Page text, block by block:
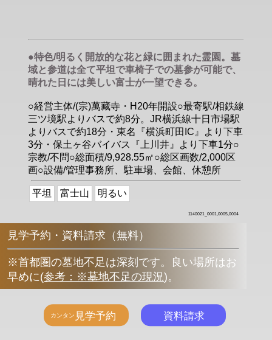
●特色/明るく開放的な花と緑に囲まれた霊園。墓
域と参道は全て平坦で車椅子での墓参が可能で、
晴れた日には美しい富士が一望できる。
○経営主体/(宗)萬藏寺・H20年開設○最寄駅/相鉄線
三ツ境駅よりバスで約8分。JR横浜線十日市場駅
よりバスで約18分・東名『横浜町田IC』より下車
3分・保土ヶ谷バイバス『上川井』より下車1分○
宗教/不問○総面積/9,928.55㎡○総区画数/2,000区
画○設備/管理事務所、駐車場、会館、休憩所
平坦 富士山 明るい
1140021_0001,0005,0004
見学予約・資料請求（無料）
※首都圏の墓地不足は深刻です。良い場所はお
早めに(参考：※墓地不足の現況)。